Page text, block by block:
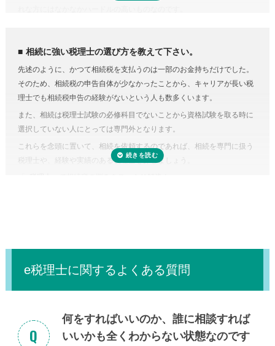
を減らしたり、納税額を少なくできる可能性があります。
しかし、どんな特例が使えるのかを知らない、または分からなければ、
特例を活用しないまま申告していることすら気づかないこともありえる
のです。また、たとえ単純な計算ミスだったとしても間違って申告して
しまえば罰金のペナルティ対象になるおそれもあります。仮に税務調査
対象となった場合、税理士に立ち会ってもらうことも可能です。
税理士に依頼しなくてもいい場合はある？
正味の遺産額（相続税の課税の対象となる財産の合計額）が相続税の基
相続に強い税理士の選び方を教えて下さい。
先述のように、かつて相続税を支払うのは一部のお金持ちだけでした。
そのため、相続税の申告自体が少なかったことから、キャリアが長い税
理士でも相続税申告の経験がないという人も数多くいます。
また、相続は税理士試験の必修科目でないことから資格試験を取る時に
選択していない人にとっては専門外となります。
これらを念頭に置いて、相続を依頼するのであれば、相続を専門に扱う
税理士や、経験や実績のある税理士を探しましょう。
e税理士に関するよくある質問
何をすればいいのか、誰に相談すれば
いいかも全くわからない状態なのです